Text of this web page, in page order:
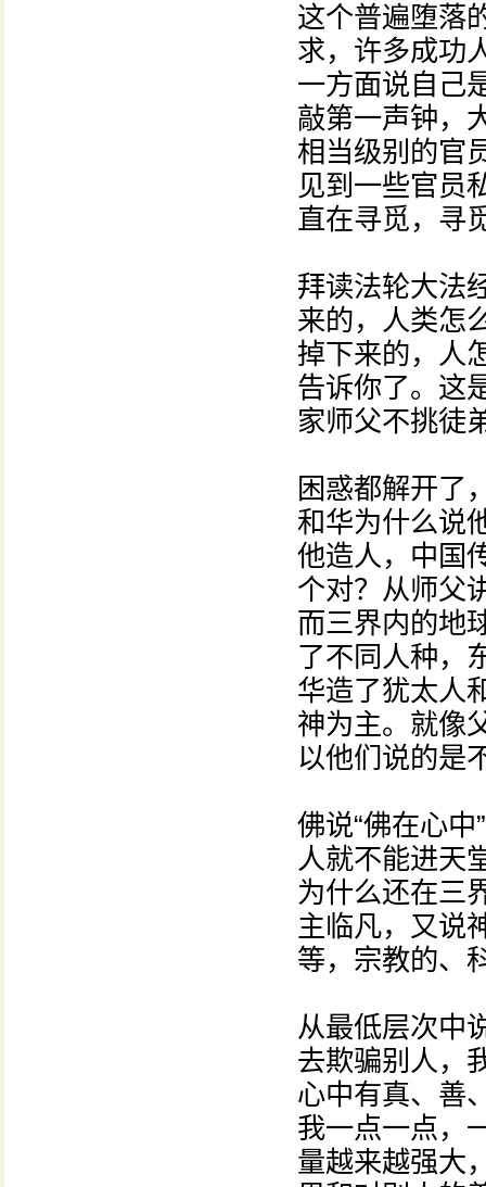
这个普遍堕落
求，许多成功
一方面说自己
敲第一声钟，
相当级别的官
见到一些官员
直在寻觅，寻
拜读法轮大法
来的，人类怎
掉下来的，人
告诉你了。这
家师父不挑徒
困惑都解开了
和华为什么说
他造人，中国
个对？从师父
而三界内的地
了不同人种，
华造了犹太人
神为主。就像
以他们说的是
佛说“佛在心
人就不能进天
为什么还在三
主临凡，又说
等，宗教的、
从最低层次中
去欺骗别人，
心中有真、善
我一点一点，
量越来越强大